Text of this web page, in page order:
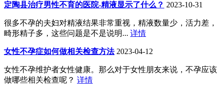
定陶县治疗男性不育的医院-精液显示了什么？ 2023-10-31
很多不孕的夫妇对精液结果非常重视，精液数量少，活力差，
畸形精子多，这些问题是不是说明... 详情
女性不孕症如何做相关检查方法 2023-04-12
女性不孕维护者女性健康。那么对于女性朋友来说，不孕应该
做哪些相关检查呢？ 详情